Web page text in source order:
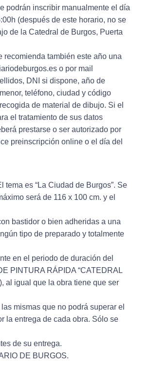
podrán inscribir manualmente el día
(después de este horario, no se
de la Catedral de Burgos, Puerta
recomienda también este año una
o por mail
DNI si dispone, año de
teléfono, ciudad y código
de material de dibujo. Si el
el tratamiento de sus datos
prestarse o ser autorizado por
preinscripción online o el día del
es “La Ciudad de Burgos”. Se
será de 116 x 100 cm. y el
bastidor o bien adheridas a una
tipo de preparado y totalmente
en el periodo de duración del
PINTURA RÁPIDA “CATEDRAL
al igual que la obra tiene que ser
mismas que no podrá superar el
la entrega de cada obra. Sólo se
de su entrega.
DE BURGOS.